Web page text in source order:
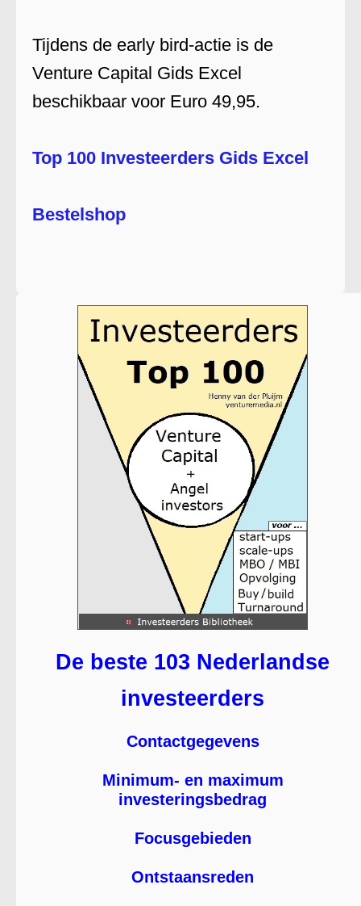
Tijdens de early bird-actie is de
Venture Capital Gids Excel
beschikbaar voor Euro 49,95.
Top 100 Investeerders Gids Excel
Bestelshop
De beste 103 Nederlandse
investeerders
Contactgegevens
Minimum- en maximum
investeringsbedrag
Focusgebieden
Ontstaansreden